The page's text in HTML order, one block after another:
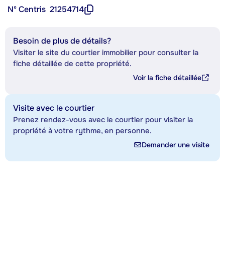
Nº Centris 21254714
Besoin de plus de détails?
Visiter le site du courtier immobilier pour consulter la
fiche détaillée de cette propriété.
Voir la fiche détaillée
Visite avec le courtier
Prenez rendez-vous avec le courtier pour visiter la
propriété à votre rythme, en personne.
Demander une visite